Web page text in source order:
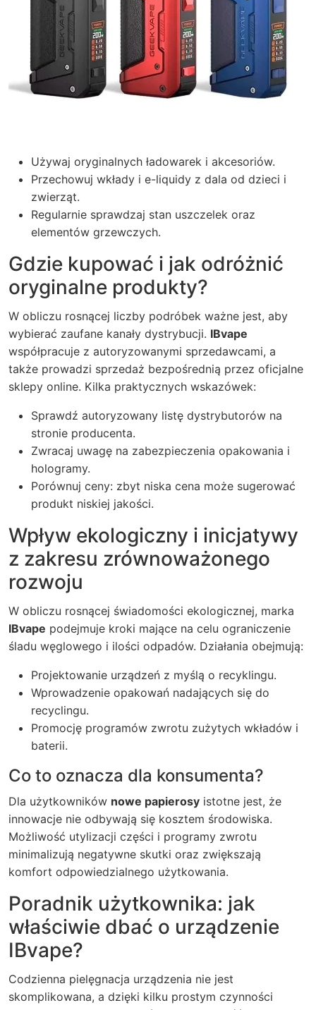
Używaj oryginalnych ładowarek i akcesoriów.
Przechowuj wkłady i e-liquidy z dala od dzieci i
zwierząt.
Regularnie sprawdzaj stan uszczelek oraz
elementów grzewczych.
Gdzie kupować i jak odróżnić
oryginalne produkty?
W obliczu rosnącej liczby podróbek ważne jest, aby
wybierać zaufane kanały dystrybucji. IBvape
współpracuje z autoryzowanymi sprzedawcami, a
także prowadzi sprzedaż bezpośrednią przez oficjalne
sklepy online. Kilka praktycznych wskazówek:
Sprawdź autoryzowany listę dystrybutorów na
stronie producenta.
Zwracaj uwagę na zabezpieczenia opakowania i
hologramy.
Porównuj ceny: zbyt niska cena może sugerować
produkt niskiej jakości.
Wpływ ekologiczny i inicjatywy
z zakresu zrównoważonego
rozwoju
W obliczu rosnącej świadomości ekologicznej, marka
IBvape podejmuje kroki mające na celu ograniczenie
śladu węglowego i ilości odpadów. Działania obejmują:
Projektowanie urządzeń z myślą o recyklingu.
Wprowadzenie opakowań nadających się do
recyclingu.
Promocję programów zwrotu zużytych wkładów i
baterii.
Co to oznacza dla konsumenta?
Dla użytkowników nowe papierosy istotne jest, że
innowacje nie odbywają się kosztem środowiska.
Możliwość utylizacji części i programy zwrotu
minimalizują negatywne skutki oraz zwiększają
komfort odpowiedzialnego użytkowania.
Poradnik użytkownika: jak
właściwie dbać o urządzenie
IBvape?
Codzienna pielęgnacja urządzenia nie jest
skomplikowana, a dzięki kilku prostym czynności